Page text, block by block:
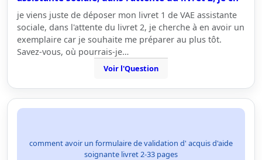
je viens juste de déposer mon livret 1 de VAE assistante
sociale, dans l'attente du livret 2, je cherche à en avoir un
exemplaire car je souhaite me préparer au plus tôt.
Savez-vous, où pourrais-je…
Voir l'Question
comment avoir un formulaire de validation d' acquis d'aide
soignante livret 2-33 pages